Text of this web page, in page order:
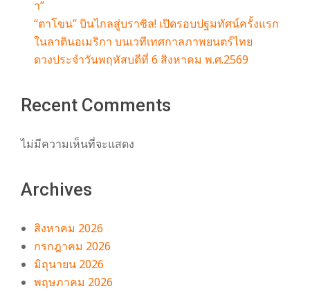
า”
“ตาโขน” บินไกลสู่บราซิล! เปิดรอบปฐมทัศน์ครั้งแรก
ในลาตินอเมริกา บนเวทีเทศกาลภาพยนตร์ไทย
ดวงประจำวันพฤหัสบดีที่ 6 สิงหาคม พ.ศ.2569
Recent Comments
ไม่มีความเห็นที่จะแสดง
Archives
สิงหาคม 2026
กรกฎาคม 2026
มิถุนายน 2026
พฤษภาคม 2026